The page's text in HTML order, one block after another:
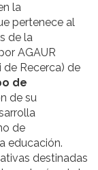
la
pertenece al
de la
AGAUR
de Recerca) de
de
de su
de
educación.
destinadas